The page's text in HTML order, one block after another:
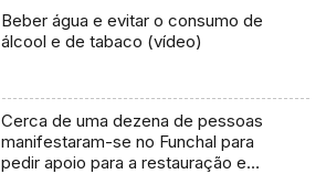
Beber água e evitar o consumo de
álcool e de tabaco (vídeo)
Cerca de uma dezena de pessoas
manifestaram-se no Funchal para
pedir apoio para a restauração e